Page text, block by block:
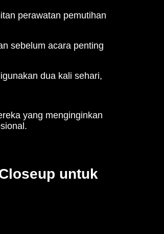
perawatan pemutihan
sebelum acara penting
dua kali sehari,
yang menginginkan
untuk